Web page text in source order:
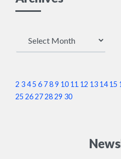
2 345 6 789 10 11 12 13 14 15
25 26272829 30